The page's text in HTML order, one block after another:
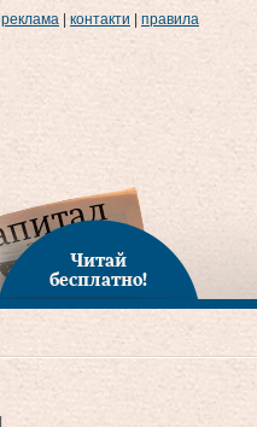
реклама контакти правила
Читай
бесплатно!